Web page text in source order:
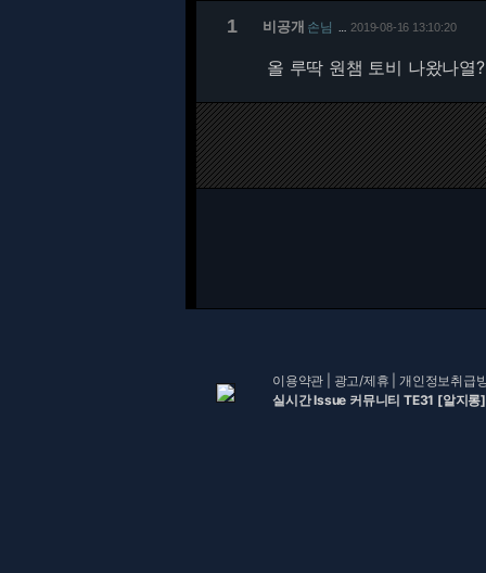
1 비공개 손님 2019-08-16 13:10:20
올 루딱 원챔 토비 나왔나열?
이용약관 광고/제휴 |개인정보취급
실시간 Issue 커뮤니티 TE31 [알지